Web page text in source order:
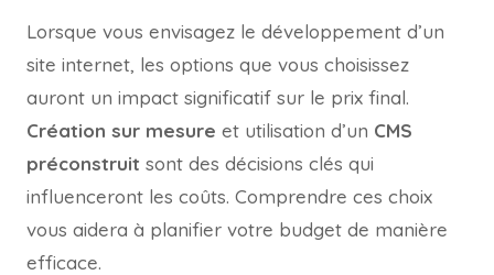
Lorsque vous envisagez le développement d’un
site internet, les options que vous choisissez
auront un impact significatif sur le prix final.
Création sur mesure et utilisation d’un CMS
préconstruit sont des décisions clés qui
influenceront les coûts. Comprendre ces choix
vous aidera à planifier votre budget de manière
efficace.